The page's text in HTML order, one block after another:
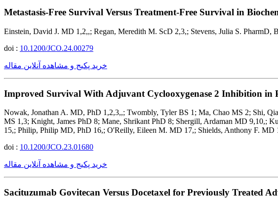
Metastasis-Free Survival Versus Treatment-Free Survival in
Einstein, David J. MD 1,2,,; Regan, Meredith M. ScD 2,3,; Stevens, Julia S.
doi : 10.1200/JCO.24.00279
خرید پکیج و مشاهده آنلاین مقاله
Improved Survival With Adjuvant Cyclooxygenase 2 Inhibition
Nowak, Jonathan A. MD, PhD 1,2,3,,; Twombly, Tyler BS 1; Ma, Chao MS 2; Shi,
MS 1,3; Knight, James PhD 8; Mane, Shrikant PhD 8; Shergill, Ardaman MD 9,10,;
15,; Philip, Philip MD, PhD 16,; O'Reilly, Eileen M. MD 17,; Shields, Anthony F.
doi : 10.1200/JCO.23.01680
خرید پکیج و مشاهده آنلاین مقاله
Sacituzumab Govitecan Versus Docetaxel for Previously Treated